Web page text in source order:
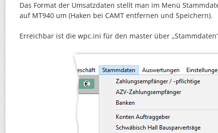
Das Format der Umsatzdaten stellt man im Menü
auf MT940 um (Haken bei CAMT entfernen und Speichern).
Erreichbar ist die wpc.ini für den master über